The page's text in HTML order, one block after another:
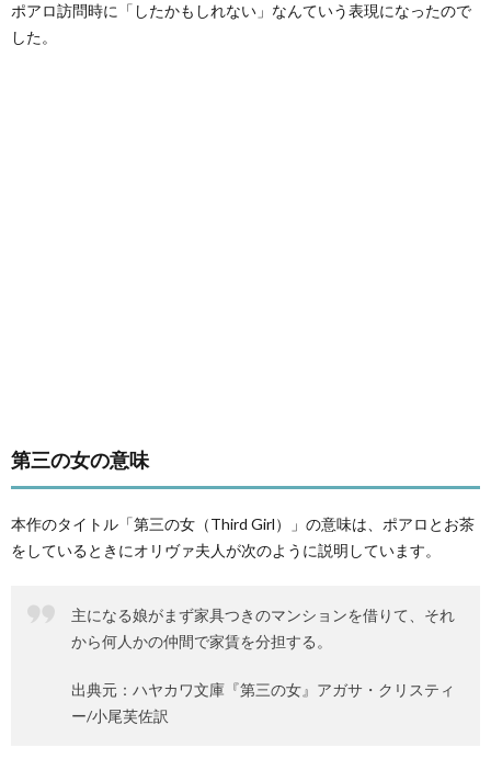
ポアロ訪問時に「したかもしれない」なんていう表現になったので
した。
第三の女の意味
本作のタイトル「第三の女（Third Girl）」の意味は、ポアロとお茶
をしているときにオリヴァ夫人が次のように説明しています。
主になる娘がまず家具つきのマンションを借りて、それ
から何人かの仲間で家賃を分担する。
出典元：ハヤカワ文庫『第三の女』アガサ・クリスティ
ー/小尾芙佐訳